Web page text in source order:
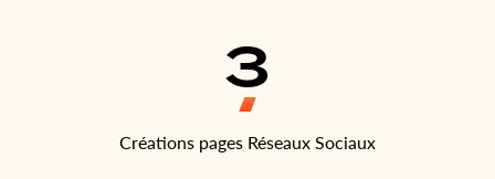
3
Créations pages Réseaux Sociaux